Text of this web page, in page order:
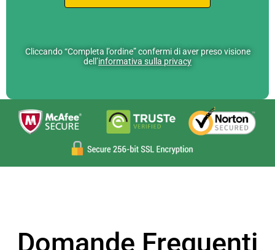
Cliccando “Completa l’ordine” confermi di aver preso visione
dell’informativa sulla privacy
Domande Frequenti